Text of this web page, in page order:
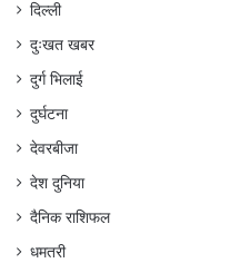
दिल्ली
दुःखत खबर
दुर्ग भिलाई
दुर्घटना
देवरबीजा
देश दुनिया
दैनिक राशिफल
धमतरी